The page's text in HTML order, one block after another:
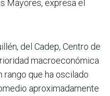
Mayores, expresa el
del Cadep, Centro de
macroeconómica
rango que ha oscilado
aproximadamente